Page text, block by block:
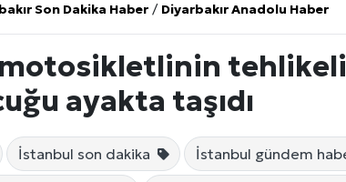
Son Dakika Haber / Diyarbakır Anadolu Haber
motosikletlinin
ayakta taşıdı
İstanbul son dakika İstanbul gündem